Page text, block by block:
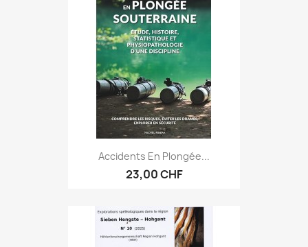
Accidents En Plongée...
23,00 CHF